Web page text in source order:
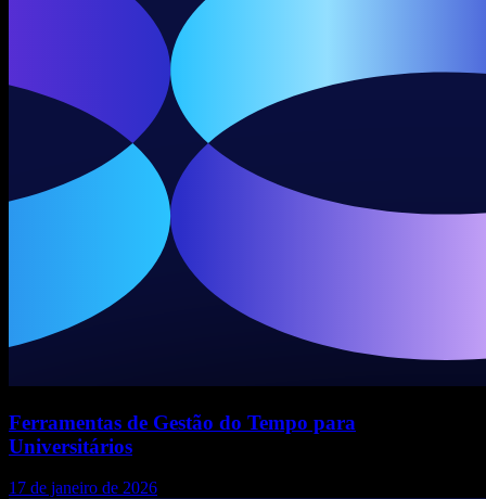
Ferramentas de Gestão do Tempo para
Universitários
17 de janeiro de 2026